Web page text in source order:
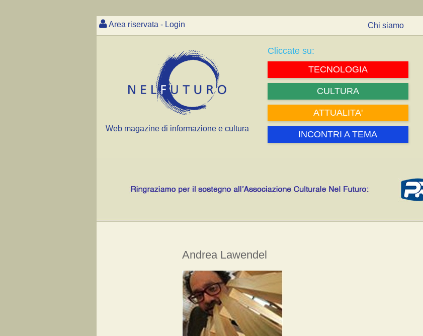
Area riservata - Login Chi siamo
Web magazine di informazione e cultura
Cliccate su:
TECNOLOGIA
CULTURA
ATTUALITA'
INCONTRI A TEMA
Andrea Lawendel